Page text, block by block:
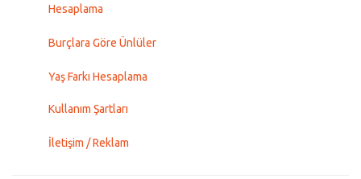
Hesaplama
Burçlara Göre Ünlüler
Yaş Farkı Hesaplama
Kullanım Şartları
İletişim / Reklam